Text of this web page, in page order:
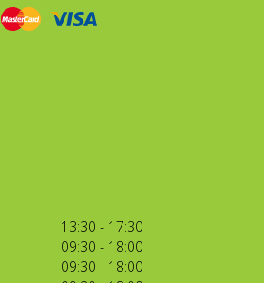
13:30 - 17:30
09:30 - 18:00
09:30 - 18:00